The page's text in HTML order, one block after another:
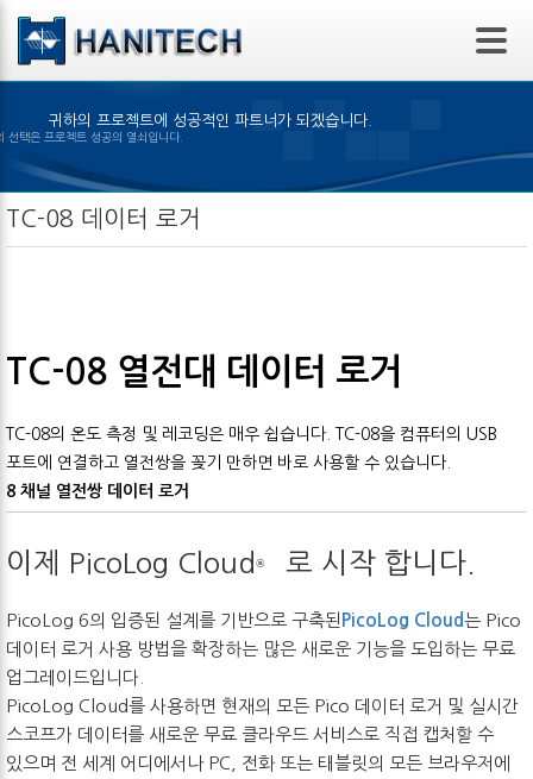
본문 바로가기
귀하의 프로젝트에 성공적인 파트너가 되겠습니다.
알맞은 제품의 선택은 프로젝트 성공의 열쇠입니다.
TC-08 데이터 로거
TC-08 열전대 데이터 로거
TC-08의 온도 측정 및 레코딩은 매우 쉽습니다. TC-08을 컴퓨터의 USB
포트에 연결하고 열전쌍을 꽂기 만하면 바로 사용할 수 있습니다.
8 채널 열전쌍 데이터 로거
이제 PicoLog Cloud ® 로 시작 합니다.
PicoLog 6의 입증된 설계를 기반으로 구축된 PicoLog Cloud는 Pico
데이터 로거 사용 방법을 확장하는 많은 새로운 기능을 도입하는 무료
업그레이드입니다.
PicoLog Cloud를 사용하면 현재의 모든 Pico 데이터 로거 및 실시간
스코프가 데이터를 새로운 무료 클라우드 서비스로 직접 캡처할 수
있으며 전 세계 어디에서나 PC, 전화 또는 태블릿의 모든 브라우저에